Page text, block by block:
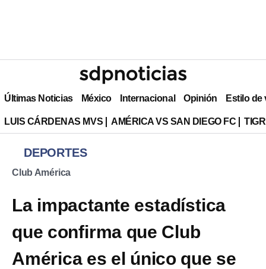
Últimas Noticias México Internacional Opinión Estilo de
LUIS CÁRDENAS MVS AMÉRICA VS SAN DIEGO FC
DEPORTES
Club América
La impactante estadística
que confirma que Club
América es el único que se